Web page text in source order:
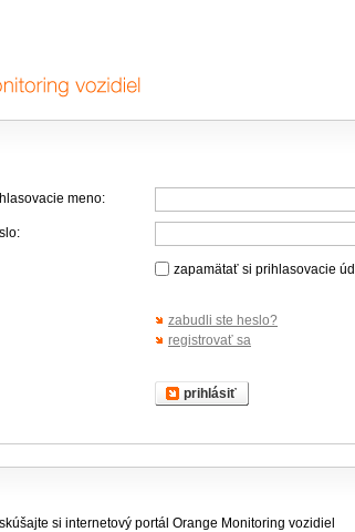
meno:
zapamätať si prihlasovacie
zabudli ste heslo?
registrovať sa
prihlásiť
si internetový portál Orange Monitoring vozidiel